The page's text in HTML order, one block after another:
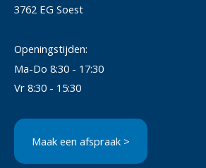
3762 EG Soest
Openingstijden:
Ma-Do 8:30 - 17:30
Vr 8:30 - 15:30
Maak een afspraak >